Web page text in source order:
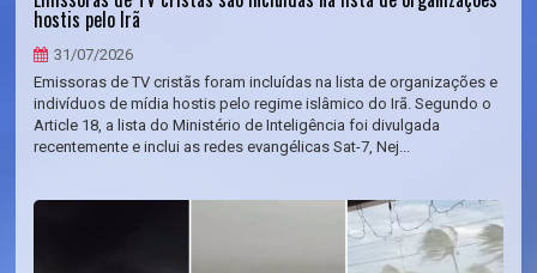
hostis pelo Irã
31/07/2026
Emissoras de TV cristãs foram incluídas na lista de organizações e
indivíduos de mídia hostis pelo regime islâmico do Irã. Segundo o
Article 18, a lista do Ministério de Inteligência foi divulgada
recentemente e inclui as redes evangélicas Sat-7, Nej...